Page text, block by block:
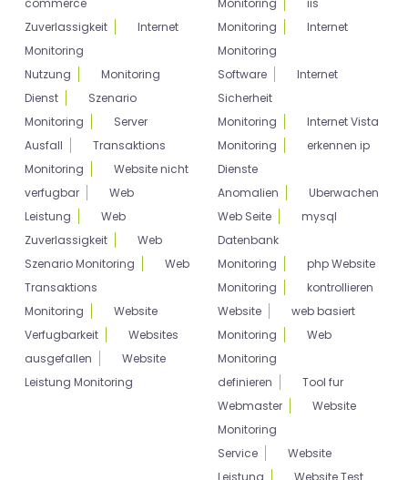
commerce
Zuverlassigkeit
Internet
Monitoring
Nutzung
Monitoring
Dienst
Szenario
Monitoring
Server
Ausfall
Transaktions
Monitoring
Website nicht
verfugbar
Web
Leistung
Web
Zuverlassigkeit
Web
Szenario Monitoring
Web
Transaktions
Monitoring
Website
Verfugbarkeit
Websites
ausgefallen
Website
Leistung Monitoring
Monitoring
iis
Monitoring
Internet
Monitoring
Software
Internet
Sicherheit
Monitoring
Internet Vista
Monitoring
erkennen ip
Dienste
Anomalien
Uberwachen
Web Seite
mysql
Datenbank
Monitoring
php Website
Monitoring
kontrollieren
Website
web basiert
Monitoring
Web
Monitoring
definieren
Tool fur
Webmaster
Website
Monitoring
Service
Website
Leistung
Website Test